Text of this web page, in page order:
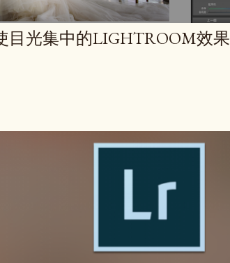
目光集中的LIGHTROOM效果